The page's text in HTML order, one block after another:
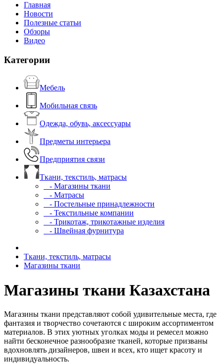
Главная
Новости
Полезные статьи
Обзоры
Видео
Категории
Мебель
Мобильная связь
Одежда, обувь, аксессуары
Предметы интерьера
Предприятия связи
Ткани, текстиль, матрасы
- Магазины ткани
- Матрасы
- Постельные принадлежности
- Текстильные компании
- Трикотаж, трикотажные изделия
- Швейная фурнитура
Ткани, текстиль, матрасы
Магазины ткани
Магазины ткани Казахстана
Магазины ткани представляют собой удивительные места, где
фантазия и творчество сочетаются с широким ассортиментом
материалов. В этих уютных уголках моды и ремесел можно
найти бесконечное разнообразие тканей, которые призваны
вдохновлять дизайнеров, швеи и всех, кто ищет красоту и
индивидуальность.